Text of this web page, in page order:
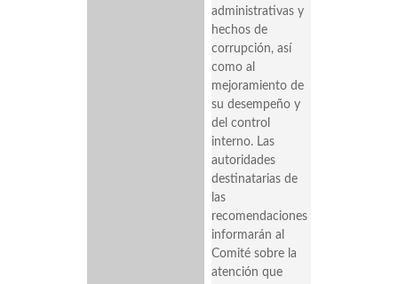
administrativas y
hechos de
corrupción, así
como al
mejoramiento de
su desempeño y
del control
interno. Las
autoridades
destinatarias de
las
recomendaciones
informarán al
Comité sobre la
atención que